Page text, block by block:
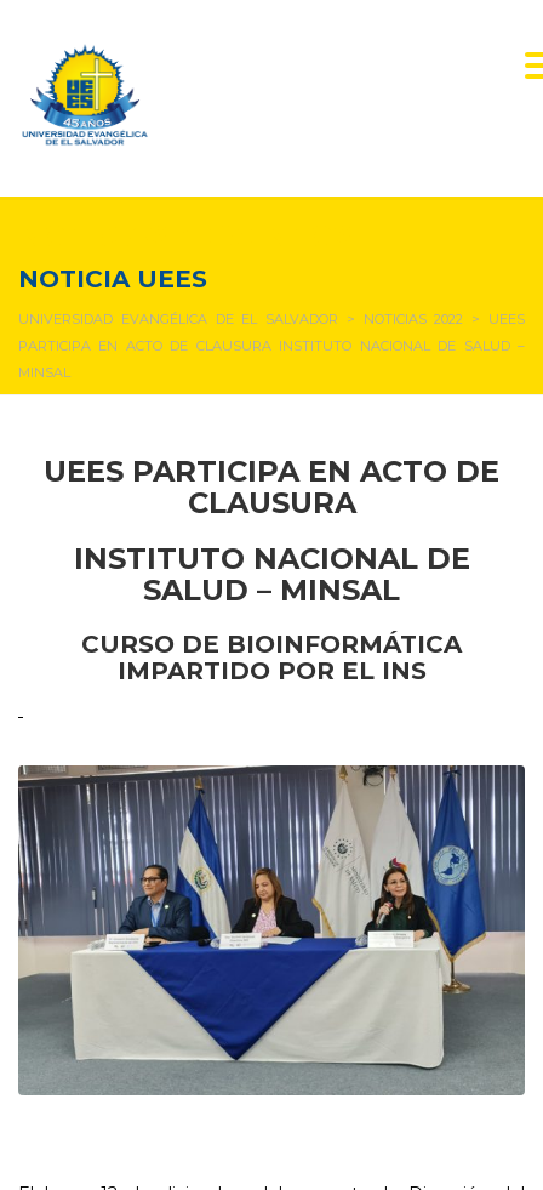
NOTICIA UEES
UNIVERSIDAD EVANGÉLICA DE EL SALVADOR > NOTICIAS 2022 > UEES
PARTICIPA EN ACTO DE CLAUSURA INSTITUTO NACIONAL DE SALUD –
MINSAL
UEES PARTICIPA EN ACTO DE
CLAUSURA
INSTITUTO NACIONAL DE
SALUD – MINSAL
CURSO DE BIOINFORMÁTICA
IMPARTIDO POR EL INS